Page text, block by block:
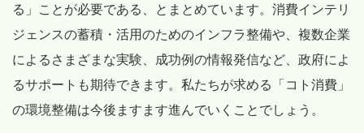
る」ことが必要である、とまとめています。消費インテリ
ジェンスの蓄積・活用のためのインフラ整備や、複数企業
によるさまざまな実験、成功例の情報発信など、政府によ
るサポートも期待できます。私たちが求める「コト消費」
の環境整備は今後ますます進んでいくことでしょう。